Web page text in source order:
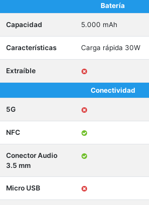
Batería
Capacidad 5.000 mAh
Características Carga rápida 30W
Extraíble
Conectividad
5G
NFC
Conector Audio
3.5 mm
Micro USB